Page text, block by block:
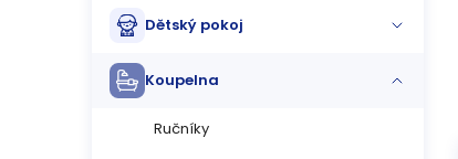
Dětský pokoj
Koupelna
Ručníky